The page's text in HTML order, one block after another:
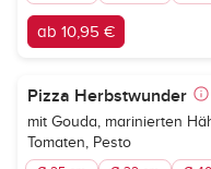
ab 10,95 €
Pizza Herbstwunder
mit Gouda, marinierten
Tomaten, Pesto